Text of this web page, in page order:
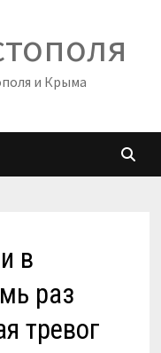
и Крыма
в
раз
тревог